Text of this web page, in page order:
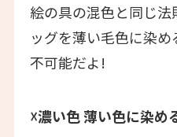
絵の具の混色と同じ法
ッグを薄い毛色に染
不可能だよ!
☓濃い色 薄い色に染め